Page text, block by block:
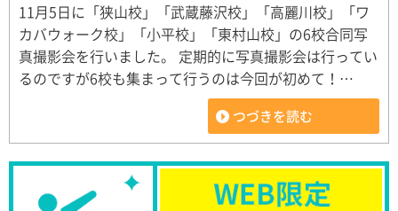
11月5日に「狭山校」「武蔵藤沢校」「高麗川校」「ワ
カバウォーク校」「小平校」「東村山校」の6校合同写
真撮影会を行いました。 定期的に写真撮影会は行ってい
るのですが6校も集まって行うのは今回が初めて！…
つづきを読む